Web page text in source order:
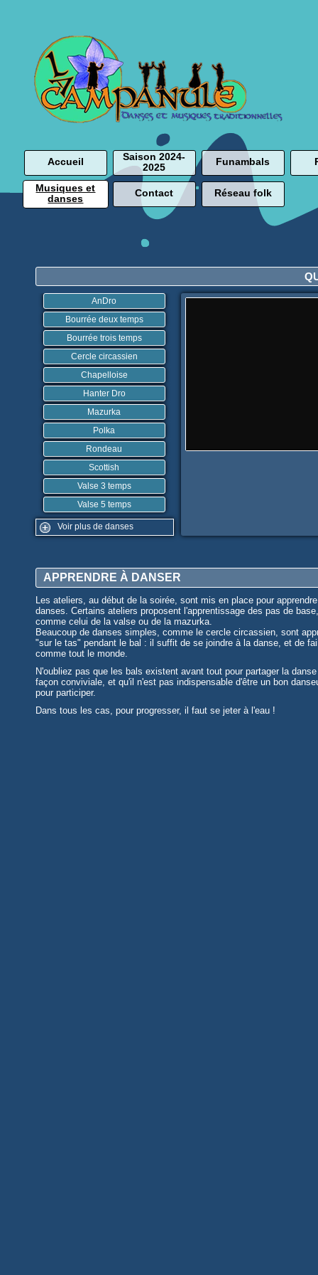
Accueil
Saison 2024-
2025
Funambals
Musiques et
danses
Contact Réseau folk
AnDro
Bourrée deux temps
Bourrée trois temps
Cercle circassien
Chapelloise
Hanter Dro
Mazurka
Polka
Rondeau
Scottish
Valse 3 temps
Valse 5 temps
Voir plus de danses
APPRENDRE À DANSER
Les ateliers, au début de la soirée, sont mis en place pour
danses. Certains ateliers proposent l'apprentissage des pas de base,
comme celui de la valse ou de la mazurka.
Beaucoup de danses simples, comme le cercle circassien, sont
"sur le tas" pendant le bal : il suffit de se joindre à la danse, et de
comme tout le monde.
N'oubliez pas que les bals existent avant tout pour partager la
façon conviviale, et qu'il n'est pas indispensable d'être un bon
pour participer.
Dans tous les cas, pour progresser, il faut se jeter à l'eau !